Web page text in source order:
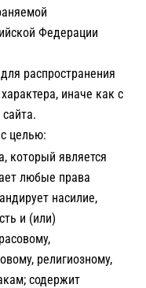
Федерации
распространения
иначе как с
целью:
который является
любые права
насилие,
и (или)
религиозному,
содержит